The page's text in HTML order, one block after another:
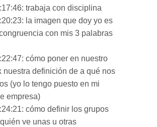
trabaja con disciplina
la imagen que doy yo es
con mis 3 palabras
cómo poner en nuestro
nuestra definición de a qué nos
(yo lo tengo puesto en mi
empresa)
cómo definir los grupos
ve unas u otras